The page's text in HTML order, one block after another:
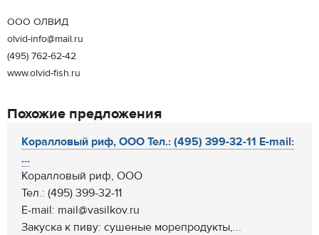
ООО ОЛВИД
olvid-info@mail.ru
(495) 762-62-42
www.olvid-fish.ru
Похожие предложения
Коралловый риф, ООО Тел.: (495) 399-32-11 E-mail:
...
Коралловый риф, ООО
Тел.: (495) 399-32-11
E-mail: mail@vasilkov.ru
Закуска к пиву: сушеные морепродукты,...